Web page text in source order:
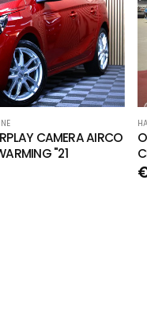
CAMERA AIRCO
"21